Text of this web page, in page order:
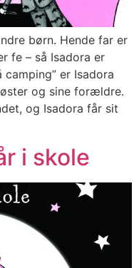
børn. Hende far er
fe – så Isadora er
er Isadora
og sine forældre.
og Isadora får sit
i skole